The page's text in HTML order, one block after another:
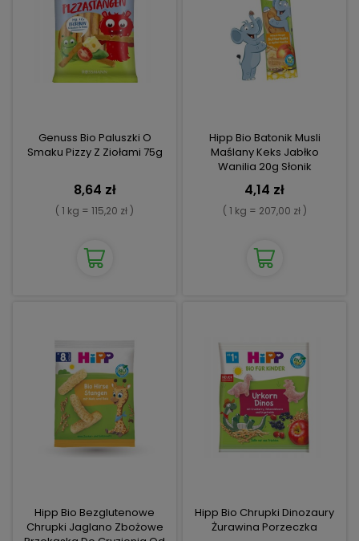
Genuss Bio Paluszki O
Smaku Pizzy Z Ziołami 75g
8,64 zł
( 1 kg = 115,20 zł )
Hipp Bio Batonik Musli
Maślany Keks Jabłko
Wanilia 20g Słonik
4,14 zł
( 1 kg = 207,00 zł )
Hipp Bio Bezglutenowe
Chrupki Jaglano Zbożowe
Hipp Bio Chrupki Dinozaury
Żurawina Porzeczka